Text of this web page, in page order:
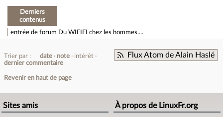
Derniers
contenus
entrée de forum Du WIFIFI chez les hommes....
Flux Atom de Alain Haslé
Trier par : date note
intérêt
dernier commentaire
Revenir en haut de page
Sites amis À propos de LinuxFr.org